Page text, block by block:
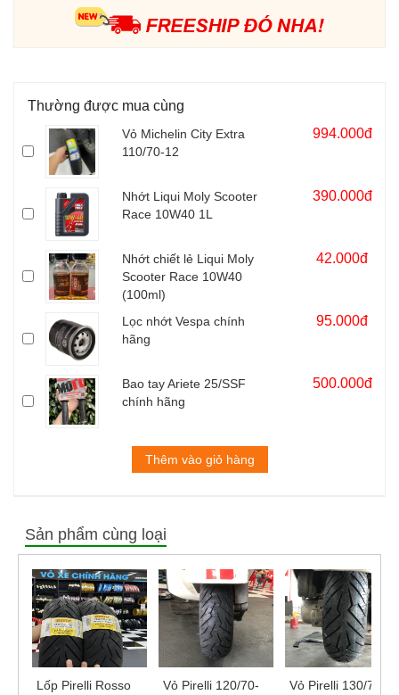
Thường được mua cùng
Vỏ Michelin City Extra
110/70-12
994.000đ
Nhớt Liqui Moly Scooter
Race 10W40 1L
390.000đ
Nhớt chiết lẻ Liqui Moly
Scooter Race 10W40
(100ml)
42.000đ
Lọc nhớt Vespa chính
hãng
95.000đ
Bao tay Ariete 25/SSF
chính hãng
500.000đ
Thêm vào giỏ hàng
Sản phẩm cùng loại
Lốp Pirelli Rosso
Vỏ Pirelli 120/70-
Vỏ Pirelli 130/70-